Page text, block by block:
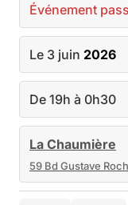
Événement
Le 3 juin 2026
De 19h à 0h30
La Chaumière
59 Bd Gustave Roch